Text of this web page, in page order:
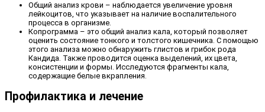
Общий анализ крови – наблюдается увеличение уровня
лейкоцитов, что указывает на наличие воспалительного
процесса в организме.
Копрограмма – это общий анализ кала, который позволяет
оценить состояние тонкого и толстого кишечника. С помощью
этого анализа можно обнаружить глистов и грибок рода
Кандида. Также проводится оценка выделений, их цвета,
консистенции и формы. Исследуются фрагменты кала,
содержащие белые вкрапления.
Профилактика и лечение